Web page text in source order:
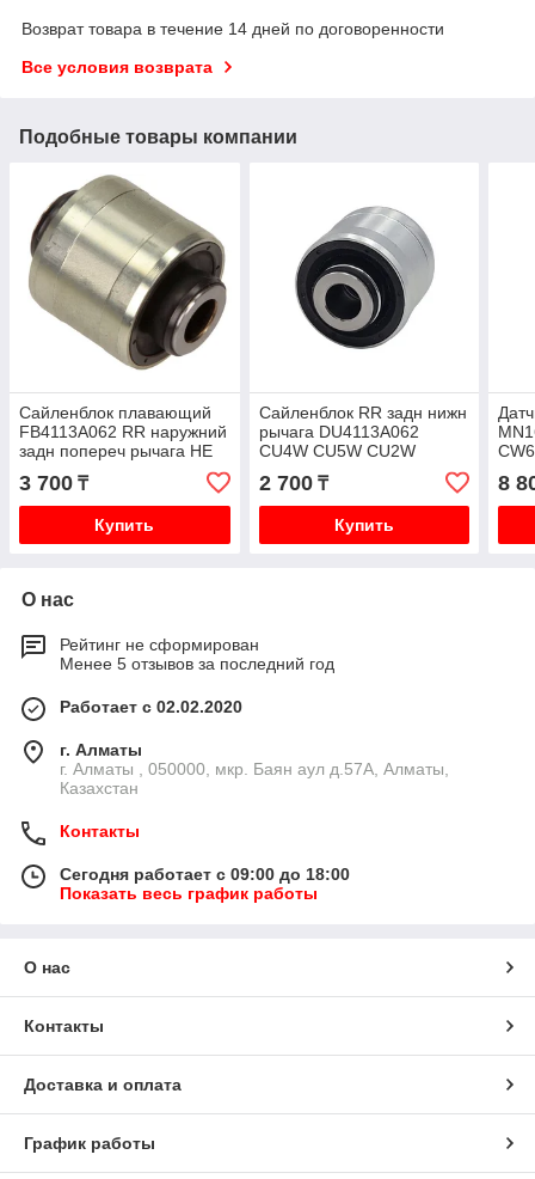
Возврат товара в течение 14 дней по договоренности
Все условия возврата
Подобные товары компании
Сайленблок плавающий
FB4113A062 RR наружний
задн попереч рычага НЕ
ПЛАВАЮЩИЕ
MAB088RUB CU4W CU5W
CU2
3 700 ₸
Купить
Сайленблок RR задн нижн
рычага DU4113A062
CU4W CU5W CU2W
2 700₸
Купить
8
О нас
Рейтинг не сформирован
Менее 5 отзывов за последний год
Работает с 02.02.2020
г. Алматы
г. Алматы , 050000, мкр. Баян аул д.57А, Алматы,
Казахстан
Контакты
Сегодня работает с 09:00 до 18:00
Показать весь график работы
О нас
Контакты
Доставка и оплата
График работы